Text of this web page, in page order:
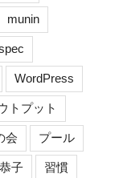
munin
WordPress
トプット
会 プール
子 習慣